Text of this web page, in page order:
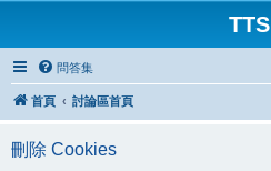
TTS
問答集
首頁 討論區首頁
刪除 Cookies